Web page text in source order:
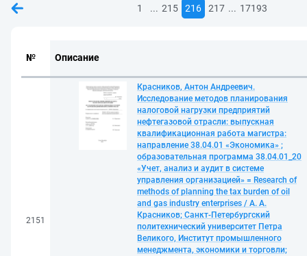
1 ... 215 216 217 ... 17193
№ Описание
2151
Красников, Антон Андреевич.
Исследование методов планирования
налоговой нагрузки предприятий
нефтегазовой отрасли: выпускная
квалификационная работа магистра:
направление 38.04.01 «Экономика» ;
образовательная программа 38.04.01_20
«Учет, анализ и аудит в системе
управления организацией» = Research of
methods of planning the tax burden of oil
and gas industry enterprises / А. А.
Красников; Санкт-Петербургский
политехнический университет Петра
Великого, Институт промышленного
менеджмента, экономики и торговли;